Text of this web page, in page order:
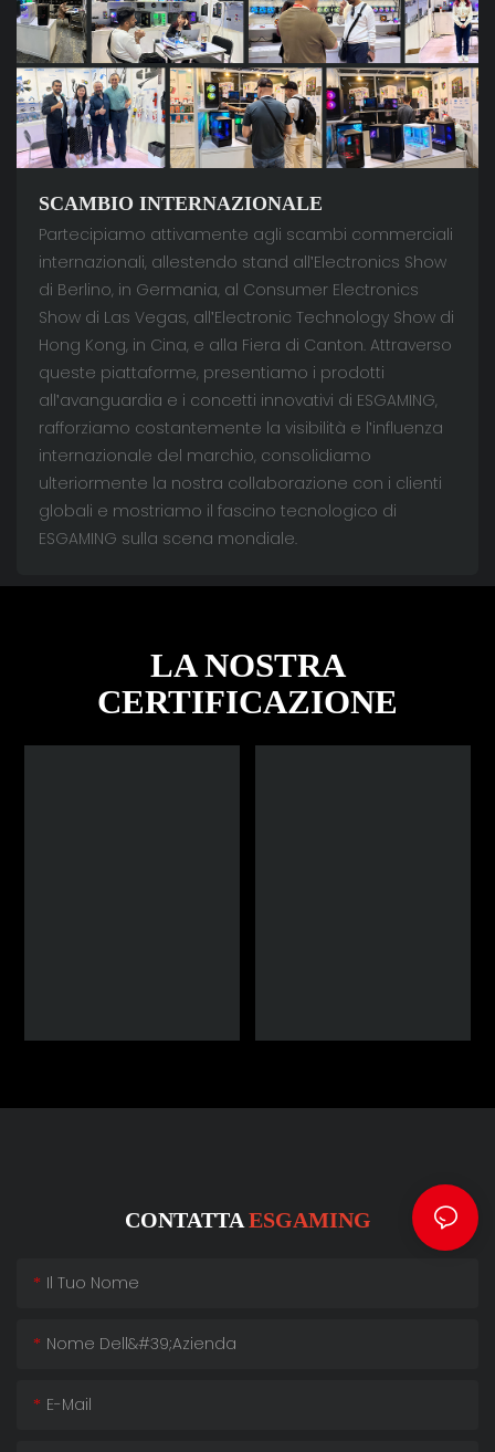
SCAMBIO INTERNAZIONALE
Partecipiamo attivamente agli scambi commerciali
internazionali, allestendo stand all'Electronics Show
di Berlino, in Germania, al Consumer Electronics
Show di Las Vegas, all'Electronic Technology Show di
Hong Kong, in Cina, e alla Fiera di Canton. Attraverso
queste piattaforme, presentiamo i prodotti
all'avanguardia e i concetti innovativi di ESGAMING,
rafforziamo costantemente la visibilità e l'influenza
internazionale del marchio, consolidiamo
ulteriormente la nostra collaborazione con i clienti
globali e mostriamo il fascino tecnologico di
ESGAMING sulla scena mondiale.
LA NOSTRA
CERTIFICAZIONE
CONTATTAESGAMING
Il Tuo Nome
Nome Dell&#39;azienda
E-Mail